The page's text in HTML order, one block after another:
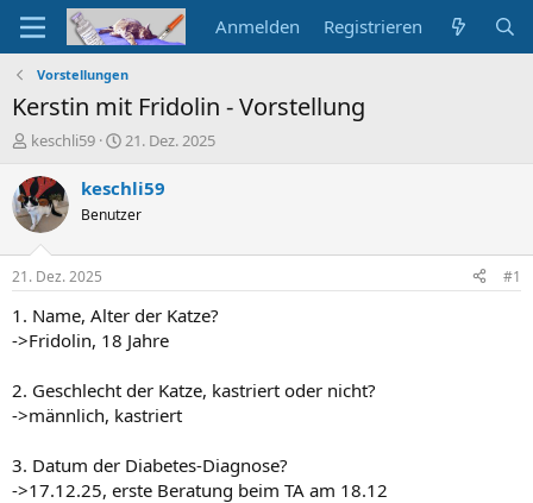
Anmelden Registrieren
Vorstellungen
Kerstin mit Fridolin - Vorstellung
E
s
t
e
e
r
keschli59
E
s
e
t
a
m
21. Dez. 2025
keschli59
Benutzer
21. Dez. 2025 #1
1. Name, Alter der Katze?
->Fridolin, 18 Jahre
2. Geschlecht der Katze, kastriert oder nicht?
->männlich, kastriert
3. Datum der Diabetes-Diagnose?
->17.12.25, erste Beratung beim TA am 18.12